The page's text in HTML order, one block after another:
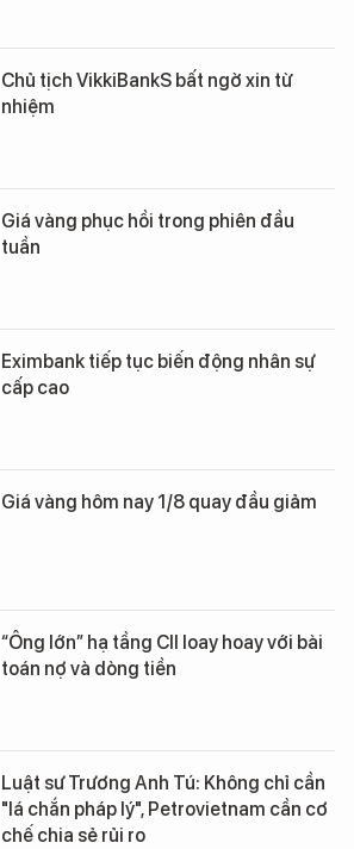
Chủ tịch VikkiBankS bất ngờ xin từ
nhiệm
Giá vàng phục hồi trong phiên đầu
tuần
Eximbank tiếp tục biến động nhân sự
cấp cao
Giá vàng hôm nay 1/8 quay đầu giảm
“Ông lớn” hạ tầng CII loay hoay với bài
toán nợ và dòng tiền
Luật sư Trương Anh Tú: Không chỉ cần
"lá chắn pháp lý", Petrovietnam cần cơ
chế chia sẻ rủi ro